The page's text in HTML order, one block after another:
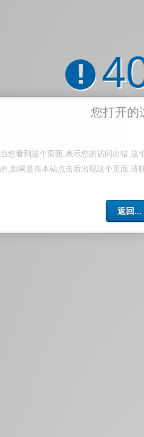
!
您打开的
当您看到这个页面,表示您的访问出错,这
的,如果是在本站点击后出现这个页面,请
返回...